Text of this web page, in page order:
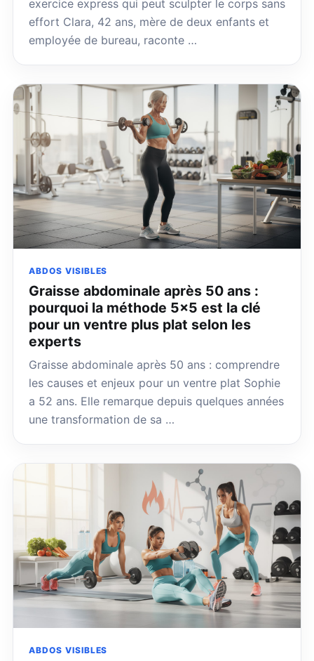
exercice express qui peut sculpter le corps sans
effort Clara, 42 ans, mère de deux enfants et
employée de bureau, raconte …
ABDOS VISIBLES
Graisse abdominale après 50 ans :
pourquoi la méthode 5×5 est la clé
pour un ventre plus plat selon les
experts
Graisse abdominale après 50 ans : comprendre
les causes et enjeux pour un ventre plat Sophie
a 52 ans. Elle remarque depuis quelques années
une transformation de sa …
ABDOS VISIBLES